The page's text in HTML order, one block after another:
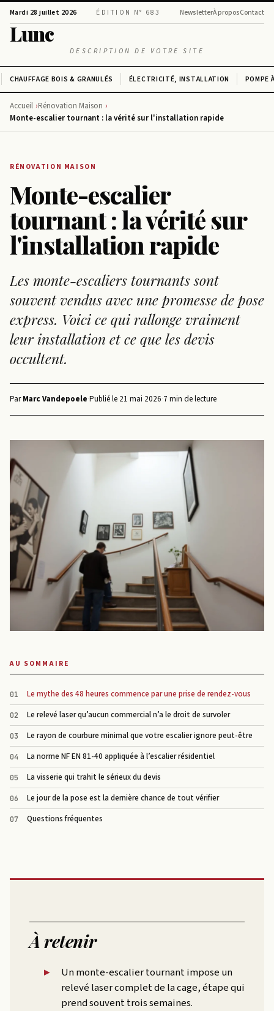
Mardi 28 juillet 2026 ÉDITION N° 683 NewsletterÀ proposContact
Lunc
DESCRIPTION DE VOTRE SITE
CHAUFFAGE BOIS & GRANULÉS ÉLECTRICITÉ, INSTALLATION POMPE
Accueil Rénovation Maison
Monte-escalier tournant : la vérité sur l'installation rapide
RÉNOVATION MAISON
Monte-escalier
tournant : la vérité sur
l'installation rapide
Les monte-escaliers tournants sont
souvent vendus avec une promesse de pose
express. Voici ce qui rallonge vraiment
leur installation et ce que les devis
occultent.
ParMarc Vandepoele·Publié le 21 mai 2026·7 min de lecture
AU SOMMAIRE
Le mythe des 48 heures commence par une prise de rendez-vous
Le relevé laser qu’aucun commercial n’a le droit de survoler
Le rayon de courbure minimal que votre escalier ignore peut-être
La norme NF EN 81-40 appliquée à l’escalier résidentiel
La visserie qui trahit le sérieux du devis
Le jour de la pose est la dernière chance de tout vérifier
Questions fréquentes
À retenir
Un monte-escalier tournant impose un
relevé laser complet de la cage, étape qui
prend souvent trois semaines.